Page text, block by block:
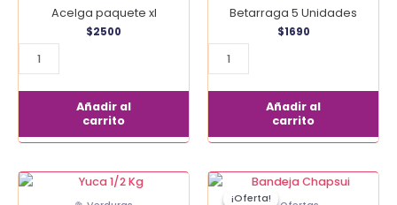
Acelga paquete xl
$2500
Añadir al
carrito
Betarraga 5 Unidades
$1690
Añadir al
carrito
Yuca
¡Oferta!
¡Oferta!
El
precio
El
precio
Bandeja
Chapsui